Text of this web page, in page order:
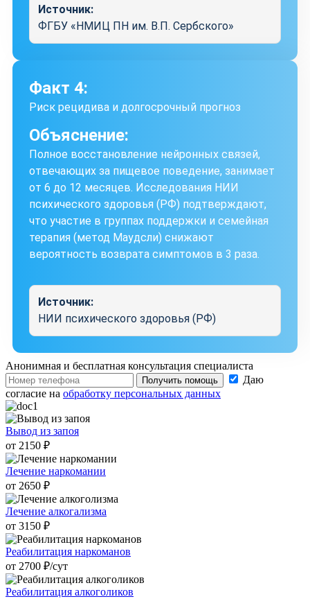
Источник:
ФГБУ «НМИЦ ПН им. В.П. Сербского»
Факт 4:
Риск рецидива и долгосрочный прогноз
Объяснение:
Полное восстановление нейронных связей,
отвечающих за пищевое поведение, занимает
от 6 до 12 месяцев. Исследования НИИ
психического здоровья (РФ) подтверждают,
что участие в группах поддержки и семейная
терапия (метод Маудсли) снижают
вероятность возврата симптомов в 3 раза.
Источник:
НИИ психического здоровья (РФ)
Анонимная и бесплатная консультация специалиста
Получить помощь
Даю
согласие на обработку персональных данных
Вывод из запоя
от 2150 ₽
Лечение наркомании
от 2650 ₽
Лечение алкогализма
от 3150 ₽
Реабилитация наркоманов
от 2700 ₽/cут
Реабилитация алкоголиков